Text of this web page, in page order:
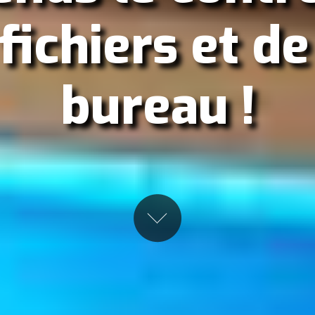
et
bureau !